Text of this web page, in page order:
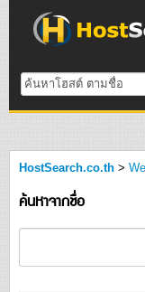
HostSearch.co.th >
ค้นหาจากชื่อ